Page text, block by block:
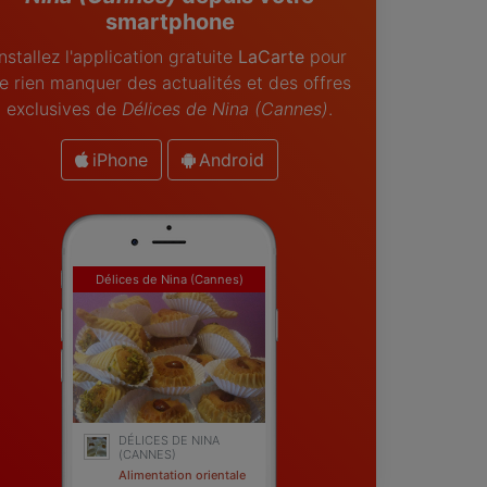
smartphone
l'application gratuite LaCartepour
rien manquer des actualités et des offres
exclusives de Délices de Nina (Cannes) .
iPhone Android
Délices de Nina (Cannes)
DÉLICES DE NINA
(CANNES)
Alimentation orientale